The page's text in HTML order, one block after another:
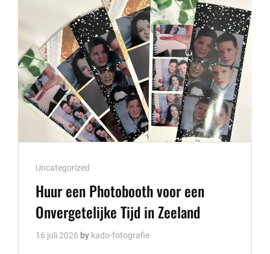
EINDHOVEN
Cat
Links
Uncategorized
Huur een Photobooth voor een
Onvergetelijke Tijd in Zeeland
16 juli 2026 by kado-fotografie